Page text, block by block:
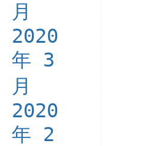
月
2020
年 3
月
2020
年 2